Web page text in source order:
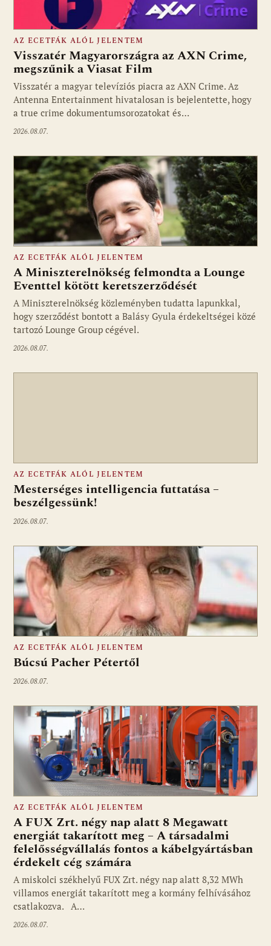
Fotó: media1.hu
AZ ECETFÁK ALÓL JELENTEM
Visszatér Magyarországra az AXN Crime,
megszűnik a Viasat Film
Visszatér a magyar televíziós piacra az AXN Crime. Az
Antenna Entertainment hivatalosan is bejelentette, hogy
a true crime dokumentumsorozatokat és…
2026.08.07.
Fotó: media1.hu
AZ ECETFÁK ALÓL JELENTEM
A Miniszterelnökség felmondta a Lounge
Eventtel kötött keretszerződését
A Miniszterelnökség közleményben tudatta lapunkkal,
hogy szerződést bontott a Balásy Gyula érdekeltségei közé
tartozó Lounge Group cégével.
2026.08.07.
AZ ECETFÁK ALÓL JELENTEM
Mesterséges intelligencia futtatása –
beszélgessünk!
2026.08.07.
AZ ECETFÁK ALÓL JELENTEM
Búcsú Pacher Pétertől
2026.08.07.
AZ ECETFÁK ALÓL JELENTEM
A FUX Zrt. négy nap alatt 8 Megawatt
energiát takarított meg – A társadalmi
felelősségvállalás fontos a kábelgyártásban
érdekelt cég számára
A miskolci székhelyű FUX Zrt. négy nap alatt 8,32 MWh
villamos energiát takarított meg a kormány felhívásához
csatlakozva. A…
2026.08.07.